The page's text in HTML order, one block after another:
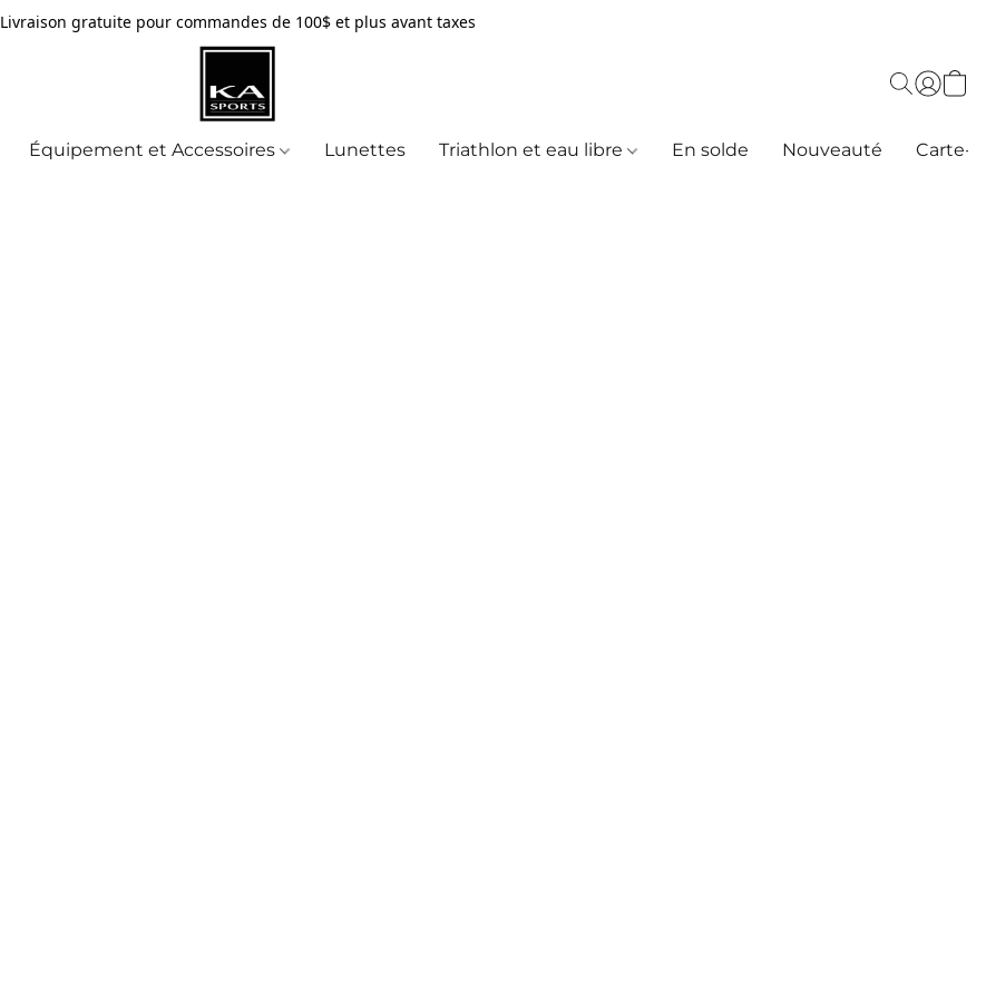
Livraison gratuite pour commandes de 100$ et plus avant taxes
Équipement et Accessoires Lunettes Triathlon et eau libre En solde Nouveauté Carte-